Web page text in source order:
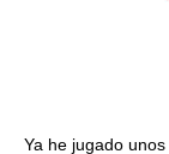
Ya he jugado